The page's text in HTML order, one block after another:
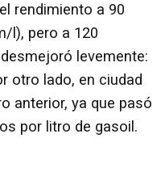
rendimiento a 90
l), pero a 120
levemente:
otro lado, en ciudad
anterior, ya que pasó
por litro de gasoil.